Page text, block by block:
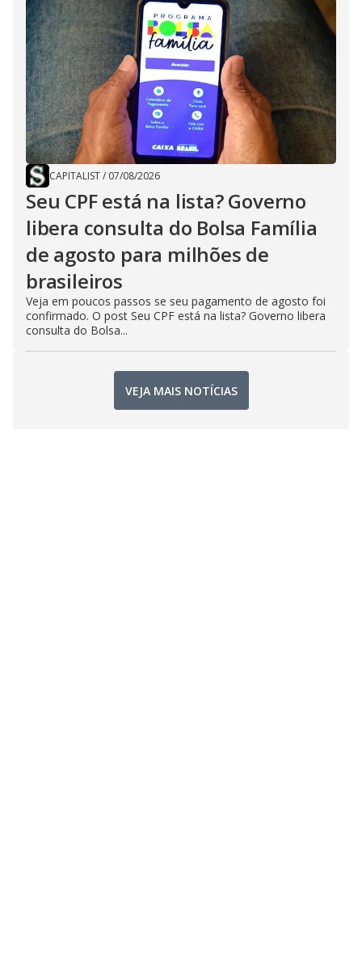
CAPITALIST/ 07/08/2026
Seu CPF está na lista? Governo
libera consulta do Bolsa Família
de agosto para milhões de
brasileiros
Veja em poucos passos se seu pagamento de agosto foi
confirmado. O post Seu CPF está na lista? Governo libera
consulta do Bolsa...
VEJA MAIS NOTÍCIAS